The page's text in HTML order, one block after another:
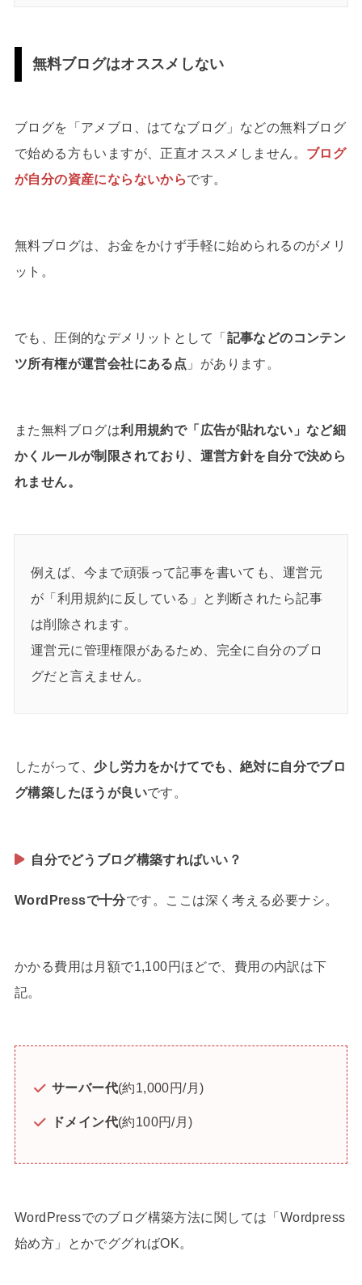
無料ブログはオススメしない
ブログを「アメブロ、はてなブログ」などの無料ブログ
で始める方もいますが、正直オススメしません。 ブログ
が自分の資産にならないからです。
無料ブログは、お金をかけず手軽に始められるのがメリ
ット。
でも、圧倒的なデメリットとして「記事などのコンテン
ツ所有権が運営会社にある点 」があります。
また無料ブログは利用規約で「広告が貼れない」など細
かくルールが制限されており、運営方針を自分で決めら
れません。
例えば、今まで頑張って記事を書いても、運営元
が「利用規約に反している」と判断されたら記事
は削除されます。
運営元に管理権限があるため、完全に自分のブロ
グだと言えません。
したがって、 少し労力をかけてでも、絶対に自分でブロ
グ構築したほうが良いです。
自分でどうブログ構築すればいい？
WordPressで十分です。ここは深く考える必要ナシ。
かかる費用は月額で1,100円ほどで、費用の内訳は下
記。
サーバー代(約1,000円/月)
ドメイン代(約100円/月)
WordPressでのブログ構築方法に関しては「Wordpress
始め方」とかでググればOK。